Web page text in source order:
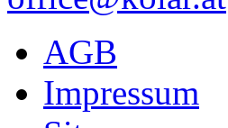
AGB
Impressum